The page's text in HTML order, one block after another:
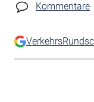
Kommentare